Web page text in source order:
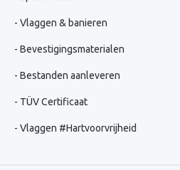
Vlaggen & banieren
Bevestigingsmaterialen
Bestanden aanleveren
TÜV Certificaat
Vlaggen #Hartvoorvrijheid